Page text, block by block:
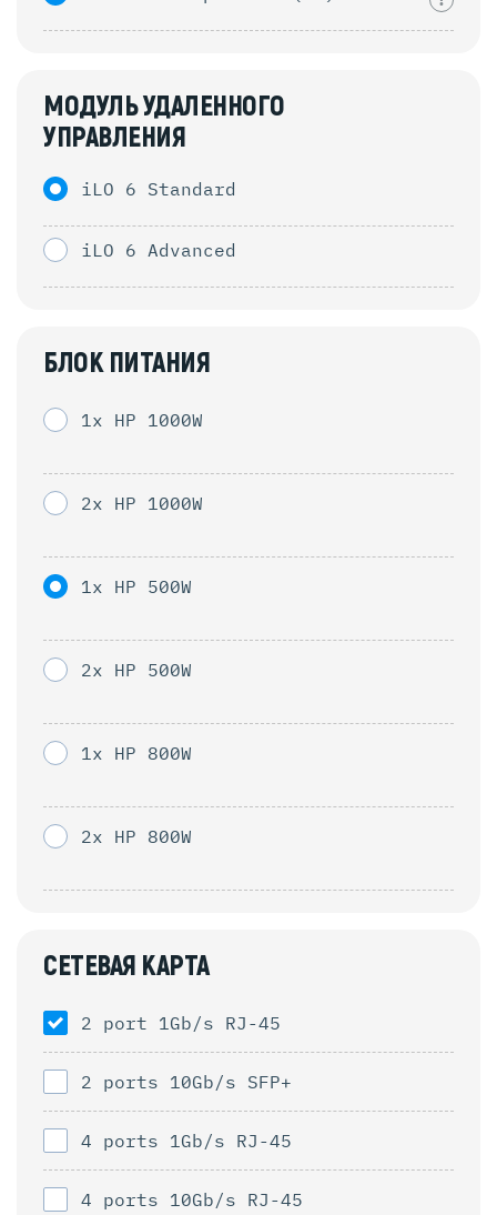
МОДУЛЬ УДАЛЕННОГО
УПРАВЛЕНИЯ
iLO 6 Standard
iLO 6 Advanced
БЛОК ПИТАНИЯ
1x HP 1000W
2x HP 1000W
1x HP 500W
2x HP 500W
1x HP 800W
2x HP 800W
СЕТЕВАЯ КАРТА
2 port 1Gb/s RJ-45
2 ports 10Gb/s SFP+
4 ports 1Gb/s RJ-45
4 ports 10Gb/s RJ-45